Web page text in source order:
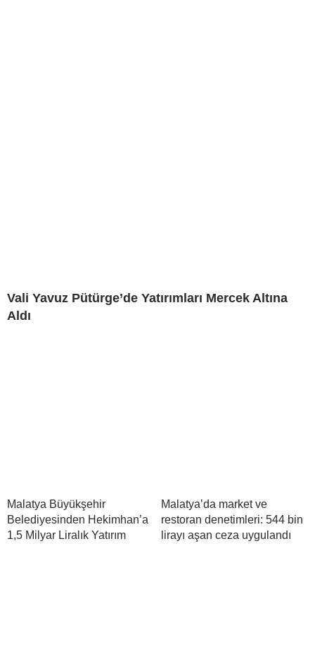
Vali Yavuz Pütürge’de Yatırımları Mercek Altına
Aldı
Malatya Büyükşehir
Belediyesinden Hekimhan’a
1,5 Milyar Liralık Yatırım
Malatya’da market ve
restoran denetimleri: 544 bin
lirayı aşan ceza uygulandı